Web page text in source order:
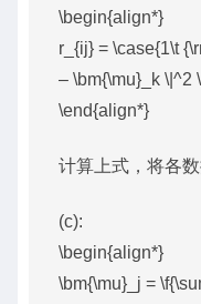
\begin{align*}
r_{ij} = \case{1\t
– \bm{\mu}_k \|^2
\end{align*}
计算上式，将各数
(c):
\begin{align*}
\bm{\mu}_j =